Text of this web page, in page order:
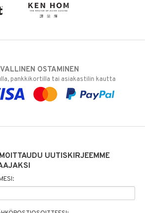
OSTAMINEN
pankkikortilla tai asiakastilin kautta
UUTISKIRJEEMME